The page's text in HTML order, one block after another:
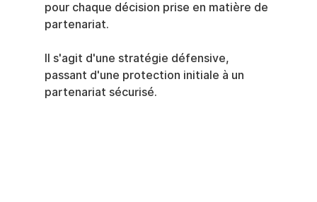
pour chaque décision prise en matière de
partenariat.
Il s'agit d'une stratégie défensive,
passant d'une protection initiale à un
partenariat sécurisé.